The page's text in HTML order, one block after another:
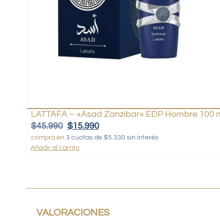
LATTAFA – «Asad Zanzibar» EDP Hombre 100
$45.990 $15.990
compra en 3 cuotas de $5.330 sin interés
Añadir al carrito
VALORACIONES